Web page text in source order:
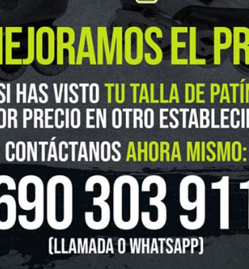
en Instagram
NOVEDADES CLUBS Y ASOCIACIONES